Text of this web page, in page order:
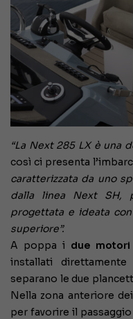
“La Next 285 LX è una
così ci presenta
caratterizzata da uno
dalla linea Next SH,
progettata e ideata
superiore”.
A poppa i due
installati
separano le due
Nella zona anteriore
per favorire il